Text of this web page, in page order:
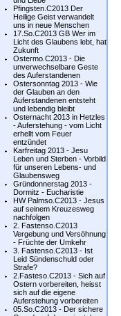
Pfingsten.C2013 Der
Heilige Geist verwandelt
uns in neue Menschen
17.So.C2013 GB Wer im
Licht des Glaubens lebt, hat
Zukunft
Ostermo.C2013 - Die
unverwechselbare Geste
des Auferstandenen
Ostersonntag 2013 - Wie
der Glauben an den
Auferstandenen entsteht
und lebendig bleibt
Osternacht 2013 in Hetzles
- Auferstehung - vom Licht
erhellt vom Feuer
entzündet
Karfreitag 2013 - Jesu
Leben und Sterben - Vorbild
für unseren Lebens- und
Glaubensweg
Gründonnerstag 2013 -
Dormitz - Eucharistie
HW Palmso.C2013 - Jesus
auf seinem Kreuzesweg
nachfolgen
2. Fastenso.C2013
Vergebung und Versöhnung
- Früchte der Umkehr
3. Fastenso.C2013 - Ist
Leid Sündenschuld oder
Strafe?
2.Fasteso.C2013 - Sich auf
Ostern vorbereiten, heisst
sich auf die eigene
Auferstehung vorbereiten
05.So.C2013 - Der sichere